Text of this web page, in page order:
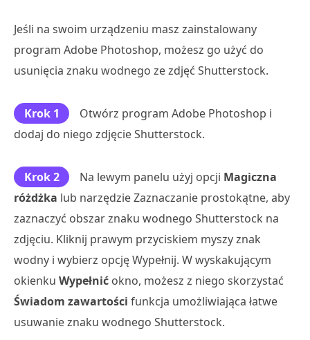
Jeśli na swoim urządzeniu masz zainstalowany
program Adobe Photoshop, możesz go użyć do
usunięcia znaku wodnego ze zdjęć Shutterstock.
Krok 1
Otwórz program Adobe Photoshop i
dodaj do niego zdjęcie Shutterstock.
Krok 2 Na lewym panelu użyj opcji Magiczna
różdżka lub narzędzie Zaznaczanie prostokątne, aby
zaznaczyć obszar znaku wodnego Shutterstock na
zdjęciu. Kliknij prawym przyciskiem myszy znak
wodny i wybierz opcję Wypełnij. W wyskakującym
okienku Wypełnić okno, możesz z niego skorzystać
Świadom zawartości funkcja umożliwiająca łatwe
usuwanie znaku wodnego Shutterstock.